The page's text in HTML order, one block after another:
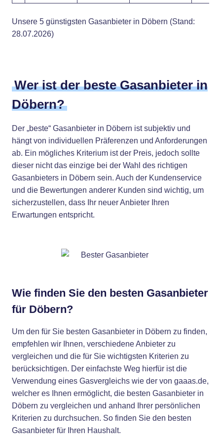
Unsere 5 günstigsten Gasanbieter in Döbern (Stand:
28.07.2026)
Wer ist der beste Gasanbieter in
Döbern?
Der „beste“ Gasanbieter in Döbern ist subjektiv und
hängt von individuellen Präferenzen und Anforderungen
ab. Ein mögliches Kriterium ist der Preis, jedoch sollte
dieser nicht das einzige bei der Wahl des richtigen
Gasanbieters in Döbern sein. Auch der Kundenservice
und die Bewertungen anderer Kunden sind wichtig, um
sicherzustellen, dass Ihr neuer Anbieter Ihren
Erwartungen entspricht.
Wie finden Sie den besten Gasanbieter
für Döbern?
Um den für Sie besten Gasanbieter in Döbern zu finden,
empfehlen wir Ihnen, verschiedene Anbieter zu
vergleichen und die für Sie wichtigsten Kriterien zu
berücksichtigen. Der einfachste Weg hierfür ist die
Verwendung eines Gasvergleichs wie der von gaaas.de,
welcher es Ihnen ermöglicht, die besten Gasanbieter in
Döbern zu vergleichen und anhand Ihrer persönlichen
Kriterien zu durchsuchen. So finden Sie den besten
Gasanbieter für Ihren Haushalt.